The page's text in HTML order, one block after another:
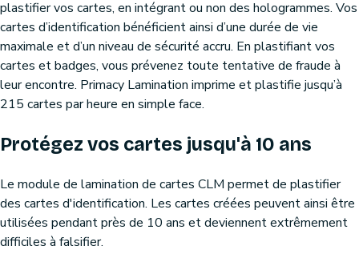
plastifier vos cartes, en intégrant ou non des hologrammes. Vos
cartes d’identification bénéficient ainsi d’une durée de vie
maximale et d’un niveau de sécurité accru. En plastifiant vos
cartes et badges, vous prévenez toute tentative de fraude à
leur encontre. Primacy Lamination imprime et plastifie jusqu’à
215 cartes par heure en simple face.
Protégez vos cartes jusqu'à 10 ans
Le module de lamination de cartes CLM permet de plastifier
des cartes d'identification. Les cartes créées peuvent ainsi être
utilisées pendant près de 10 ans et deviennent extrêmement
difficiles à falsifier.